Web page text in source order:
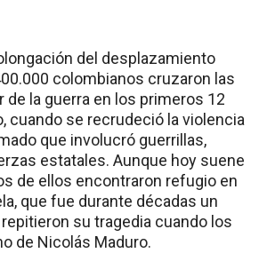
del desplazamiento
colombianos cruzaron las
de la guerra en los primeros 12
cuando se recrudeció la violencia
que involucró guerrillas,
estatales. Aunque hoy suene
de ellos encontraron refugio en
que fue durante décadas un
su tragedia cuando los
de Nicolás Maduro.